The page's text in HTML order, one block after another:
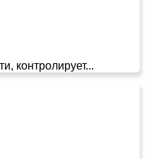
контролирует...